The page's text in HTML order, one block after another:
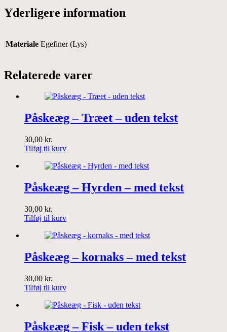
antal
Yderligere information
Materiale Egefiner (Lys)
Relaterede varer
Påskeæg – Træet – uden tekst
30,00 kr.
Tilføj til kurv
Påskeæg – Hyrden – med tekst
30,00 kr.
Tilføj til kurv
Påskeæg – kornaks – med tekst
30,00 kr.
Tilføj til kurv
Påskeæg – Fisk – uden tekst